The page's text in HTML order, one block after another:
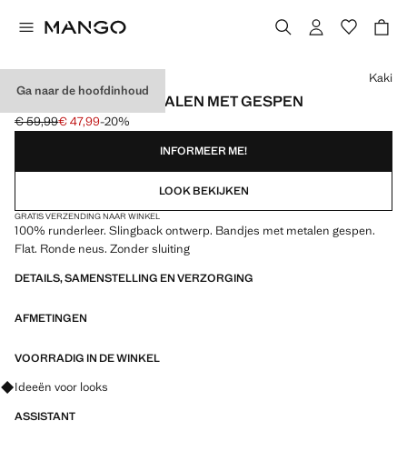
Ga naar de hoofdinhoud
PLATTE LEREN SANDALEN MET GESPEN
Oorspronkelijke prijs doorgehaald [€ 59,99 ]
€ 59,99
Huidige prijs [€ 47,99 ]
€ 47,99-20%
Kies een kleur
Kaki
INFORMEER ME!
LOOK BEKIJKEN
GRATIS VERZENDING NAAR WINKEL
100% runderleer. Slingback ontwerp. Bandjes met metalen gespen.
Flat. Ronde neus. Zonder sluiting
DETAILS, SAMENSTELLING EN VERZORGING
AFMETINGEN
VOORRADIG IN DE WINKEL
Vraag om outfitideeën, kledingstukken en trends
Ideeën voor looks
ASSISTANT